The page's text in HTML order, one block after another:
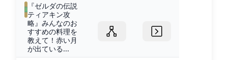
『ゼルダの伝説
ティアキン攻
略』みんなのお
すすめの料理を
教えて！赤い月
が出ている...